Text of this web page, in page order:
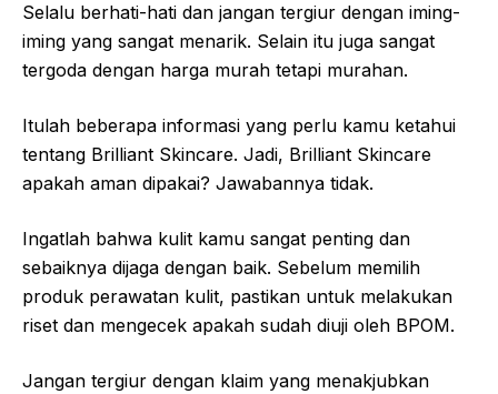
Selalu berhati-hati dan jangan tergiur dengan iming-
iming yang sangat menarik. Selain itu juga sangat
tergoda dengan harga murah tetapi murahan.
Itulah beberapa informasi yang perlu kamu ketahui
tentang Brilliant Skincare. Jadi, Brilliant Skincare
apakah aman dipakai? Jawabannya tidak.
Ingatlah bahwa kulit kamu sangat penting dan
sebaiknya dijaga dengan baik. Sebelum memilih
produk perawatan kulit, pastikan untuk melakukan
riset dan mengecek apakah sudah diuji oleh BPOM.
Jangan tergiur dengan klaim yang menakjubkan